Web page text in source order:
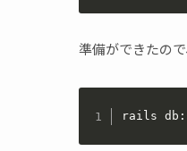
準備ができたので
rails